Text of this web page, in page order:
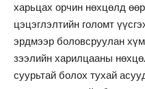
харьцах орчин нөхцөлд
цэцэглэлтийн голомт
эрдмээр боловсруулан
зээлийн харилцааны
суурьтай болох тухай